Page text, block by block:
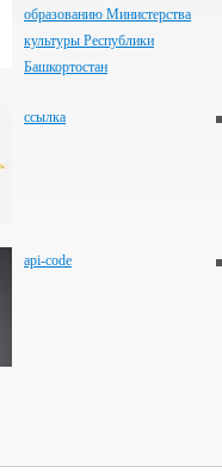
образованию Министерства
культуры Республики
Башкортостан
ссылка
api-code